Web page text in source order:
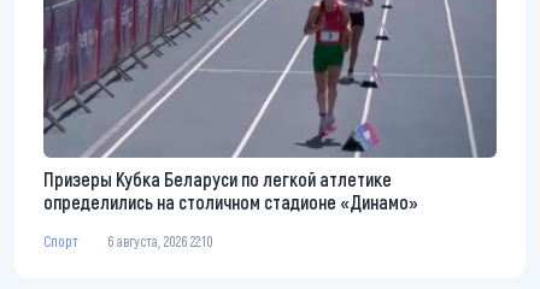
Призеры Кубка Беларуси по легкой атлетике
определились на столичном стадионе «Динамо»
Спорт 6 августа, 2026 22:10